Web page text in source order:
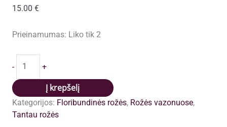
15.00 €
Prieinamumas: Liko tik 2
-
kiekis:
Gartentraume
vazone
+
Į krepšelį
Kategorijos: Floribundinės rožės, Rožės vazonuose,
Tantau rožės